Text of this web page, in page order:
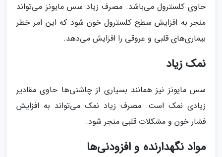
حاوی کلسترول می‌باشد. مصرف زیاد سس مایونز می‌تواند
منجر به افزایش سطح کلسترول خون شود که این امر خطر
بیماری‌های قلبی و عروقی را افزایش می‌دهد.
نمک زیاد
سس مایونز نیز همانند بسیاری از چاشنی‌ها حاوی مقادیر
زیادی نمک است. مصرف زیاد نمک می‌تواند به افزایش
فشار خون و مشکلات قلبی منجر شود.
مواد نگهدارنده و افزودنی‌ها